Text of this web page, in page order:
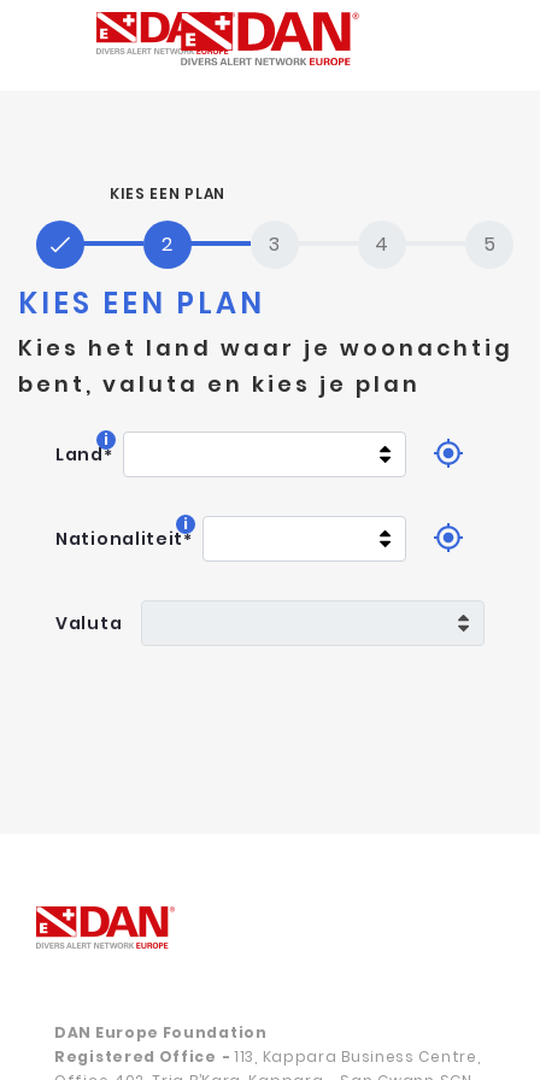
KIES EEN PLAN
KIES EEN PLAN
Kies het land waar je woonachtig
bent, valuta en kies je plan
Land
i
*
Nationaliteit
i
*
Valuta
DAN Europe Foundation
Registered Office -113, Kappara Business Centre,